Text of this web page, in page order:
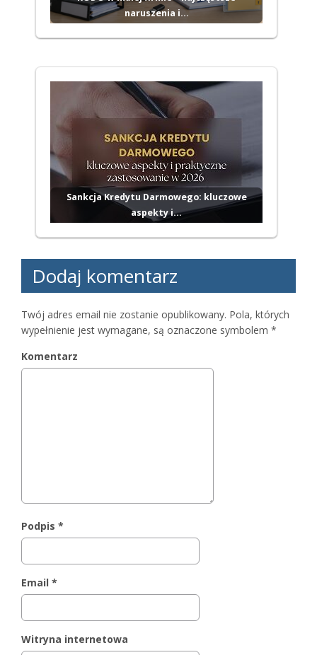
naruszenia i…
Sankcja Kredytu Darmowego: kluczowe
aspekty i…
Dodaj komentarz
Twój adres email nie zostanie opublikowany. Pola, których
wypełnienie jest wymagane, są oznaczone symbolem *
Komentarz
Podpis *
Email *
Witryna internetowa